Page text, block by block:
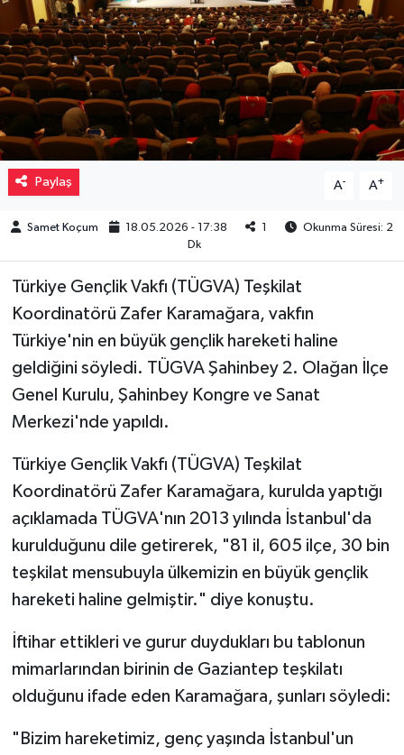
Paylaş A- A+
Samet Koçum 18.05.2026 - 17:38 1
Okunma Süresi: 2
Dk
Türkiye Gençlik Vakfı (TÜGVA) Teşkilat
Koordinatörü Zafer Karamağara, vakfın
Türkiye'nin en büyük gençlik hareketi haline
geldiğini söyledi. TÜGVA Şahinbey 2. Olağan İlçe
Genel Kurulu, Şahinbey Kongre ve Sanat
Merkezi'nde yapıldı.
Türkiye Gençlik Vakfı (TÜGVA) Teşkilat
Koordinatörü Zafer Karamağara, kurulda yaptığı
açıklamada TÜGVA'nın 2013 yılında İstanbul'da
kurulduğunu dile getirerek, "81 il, 605 ilçe, 30 bin
teşkilat mensubuyla ülkemizin en büyük gençlik
hareketi haline gelmiştir." diye konuştu.
İftihar ettikleri ve gurur duydukları bu tablonun
mimarlarından birinin de Gaziantep teşkilatı
olduğunu ifade eden Karamağara, şunları söyledi:
"Bizim hareketimiz, genç yaşında İstanbul'un
Müzik
Piyasa
Resmi İlanlar
Sağlık
Spor
Teknoloji
Türkiye
Video Haber
Yaşam
Yeme-İçme
Yemek